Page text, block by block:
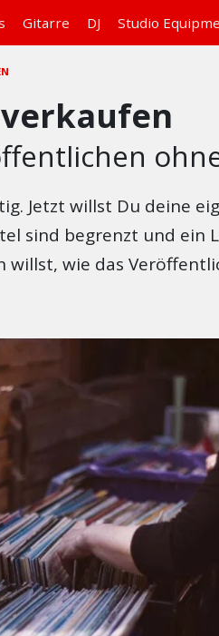
Gitarre DJ Studio
Jetzt willst Du deine
sind begrenzt und ein
willst, wie das